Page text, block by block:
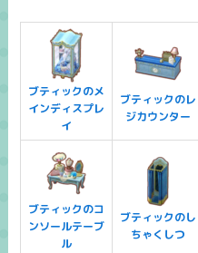
ブティックのメ
インディスプレ
イ
ブティックのレ
ジカウンター
ブティックのコ
ンソールテーブ
ル
ブティックのし
ちゃくしつ